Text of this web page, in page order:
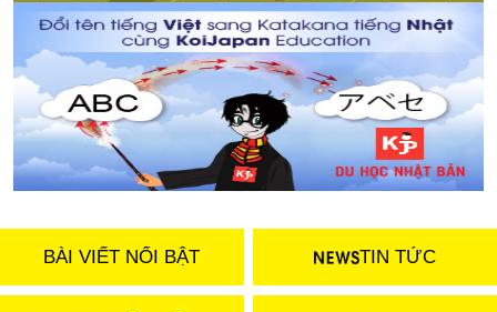
BÀI VIẾT NỔI BẬT TIN TỨC